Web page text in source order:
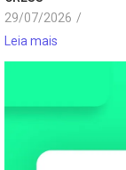
29/07/2026 /
Leia mais